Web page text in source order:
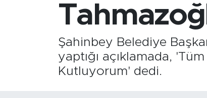
Şahinbey Belediye
yaptığı açıklamada,
Kutluyorum' dedi.
Son Dakika Haberleri